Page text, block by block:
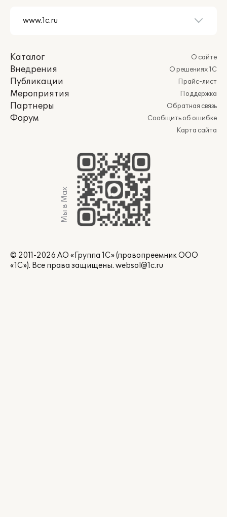
Каталог
Внедрения
Публикации
Мероприятия
Партнеры
Форум
О сайте
О решениях 1С
Прайс-лист
Поддержка
Обратная связь
Сообщить об ошибке
Карта сайта
Мы в Max
© 2011-2026 АО «Группа 1С» (правопреемник ООО
«1С»). Все права защищены. websol@1c.ru